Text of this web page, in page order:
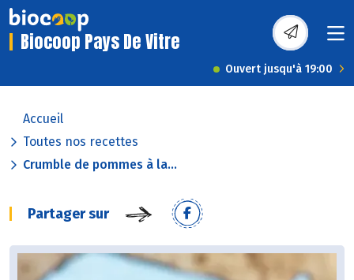
Biocoop Pays De Vitre
Ouvert jusqu'à 19:00
Accueil
Toutes nos recettes
Crumble de pommes à la...
Partager sur